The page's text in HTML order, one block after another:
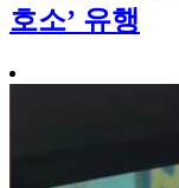
호소’ 유행